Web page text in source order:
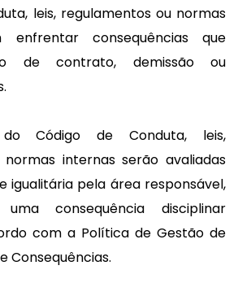
leis, regulamentos ou normas
enfrentar consequências que
de contrato, demissão ou
Código de Conduta, leis,
internas serão avaliadas
igualitária pela área responsável,
consequência disciplinar
com a Política de Gestão de
Consequências.